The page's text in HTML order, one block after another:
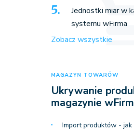
Jednostki miar w
systemu wFirma
Zobacz wszystkie
MAGAZYN TOWARÓW
Ukrywanie
magazynie
Import produktów -